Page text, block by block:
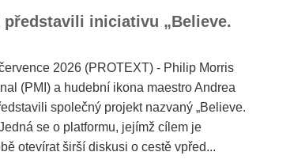
iniciativu „Believe.
2026 (PROTEXT) - Philip Morris
(PMI) a hudební ikona maestro Andrea
společný projekt nazvaný „Believe.
se o platformu, jejímž cílem je
otevírat širší diskusi o cestě vpřed...